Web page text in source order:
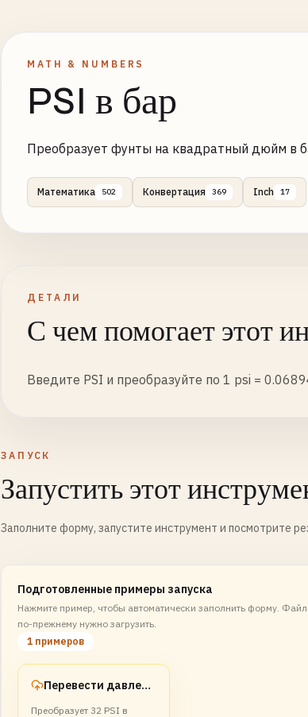
MATH & NUMBERS
PSI в бар
Преобразует фунты на квадратный дюйм в
Математика 502 Конвертация 369 Inch 17
ДЕТАЛИ
С чем помогает этот
Введите PSI и преобразуйте по 1 psi =
ЗАПУСК
Запустить этот
Заполните форму, запустите инструмент и посмотрите
Подготовленные примеры запуска
Нажмите пример, чтобы автоматически заполнить форму.
по-прежнему нужно загрузить.
1 примеров
Перевести давление в шинах в бары
Преобразует 32 PSI в